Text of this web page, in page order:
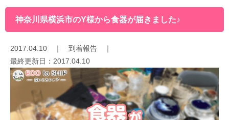
神奈川県横浜市のY様から食器が届きました♪
2017.04.10 ｜ 到着報告 ｜
最終更新日： 2017.04.10